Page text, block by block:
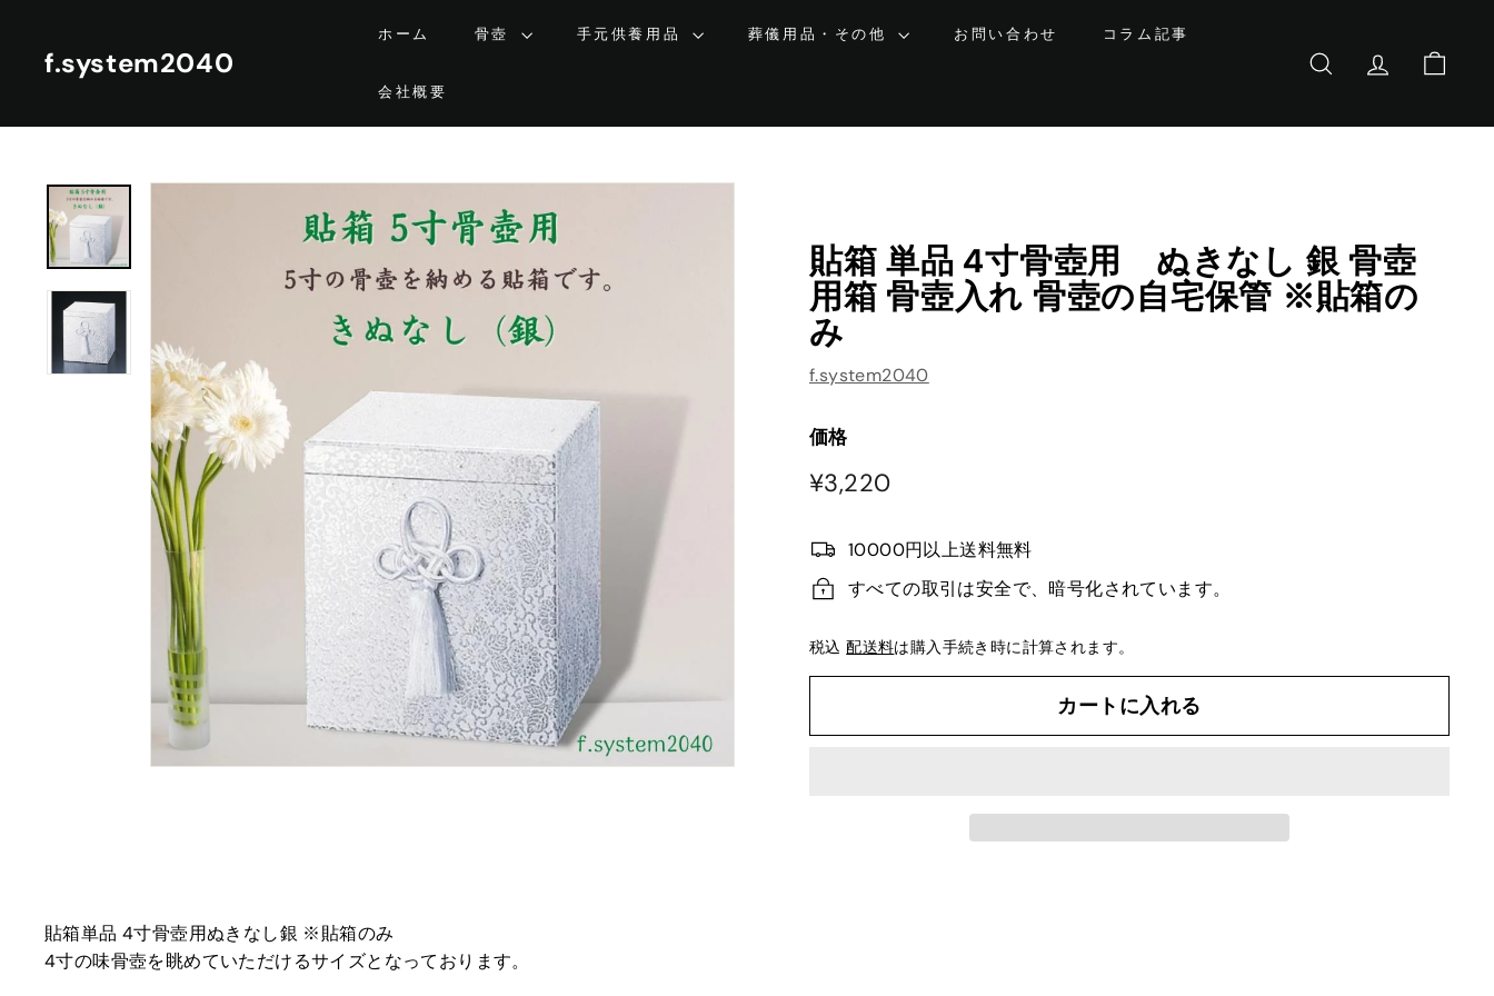
ツ
f.system2040
ホーム 骨壺 手元供養用品 葬儀用品・その他 お問い合わせ コラム記事
会社概要
サイトを検索する
基本会員情報
カート
貼箱 単品 4寸骨壺用 ぬきなし 銀 骨壺
用箱 骨壺入れ 骨壺の自宅保管 ※貼箱の
み
f.system2040
価格
¥3,220¥3,220
10000円以上送料無料
すべての取引は安全で、暗号化されています。
税込配送料は購入手続き時に計算されます。
カートに入れる
貼箱単品 4寸骨壺用ぬきなし銀 ※貼箱のみ
4寸の味骨壺を眺めていただけるサイズとなっております。